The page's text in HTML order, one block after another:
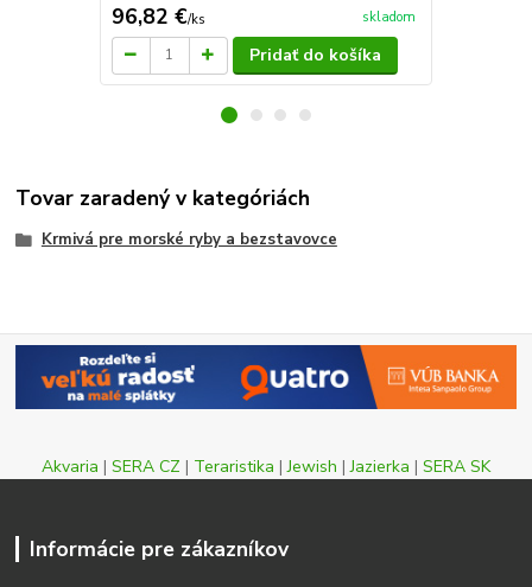
96,82 €/ks skladom
Pridať do košíka
Tovar zaradený v kategóriách
Krmivá pre morské ryby a bezstavovce
Akvaria | SERA CZ | Teraristika |Jewish |Jazierka | SERA SK
Informácie pre zákazníkov